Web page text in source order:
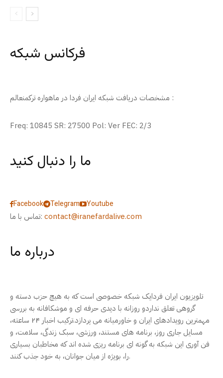
فرکانس شبکه
مشخصات دریافت شبکه ایران فردا در ماهواره ترکمنعالم :
Freq: 10845 SR: 27500 Pol: Ver FEC: 2/3
ما را دنبال کنید
Facebook Telegram
Youtube
تماس با ما: contact@iranefardalive.com
درباره ما
تلویزیون ایران فردایک شبکه خصوصی است که به هیچ حزب دسته و
گروهی تعلق نداردو روزانه با دیدی حرفه ای و موشکافانه به بررسی
مهمترین رویدادهای ایران و خاورمیانه می پردازد.ترکیب اخبار ۲۴ ساعته،
مسایل جاری روز، برنامه های مستند، ورزشی، سبک زندگی، سلامت، و
فن آوری این شبکه به گونه ای برنامه ریزی شده اند که مخاطبان بسیاری
را، بویژه از میان جوانان، به خود جذب کنند.